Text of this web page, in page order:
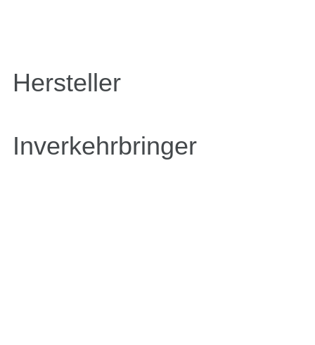
Hersteller
Inverkehrbringer